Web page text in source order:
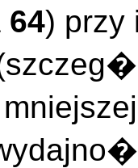
64) przy